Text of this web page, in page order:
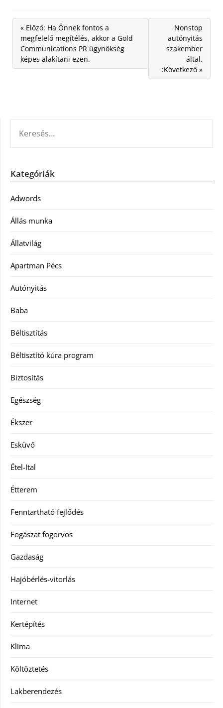
« Előző: Ha Önnek fontos a
megfelelő megítélés, akkor a Gold
Communications PR ügynökség
képes alakítani ezen.
Nonstop
autónyitás
szakember
által.
:Következő »
Kategóriák
Adwords
Állás munka
Állatvilág
Apartman Pécs
Autónyitás
Baba
Béltisztítás
Béltisztító kúra program
Biztosítás
Egészség
Ékszer
Esküvő
Étel-Ital
Étterem
Fenntartható fejlődés
Fogászat fogorvos
Gazdaság
Hajóbérlés-vitorlás
Internet
Kertépítés
Klíma
Költöztetés
Lakberendezés